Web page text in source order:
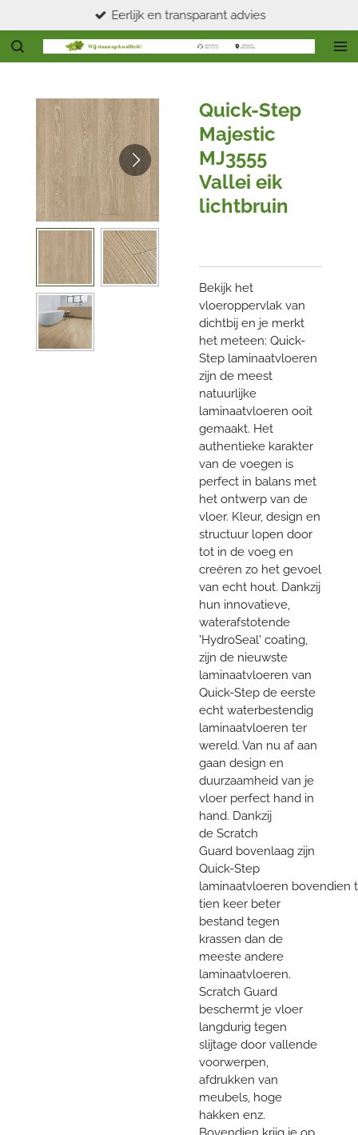
direct
naar
Eerlijk en transparant advies
Quick-Step
Majestic
MJ3555
Vallei eik
lichtbruin
Bekijk het
vloeroppervlak van
dichtbij en je merkt
het meteen: Quick-
Step laminaatvloeren
zijn de meest
natuurlijke
laminaatvloeren ooit
gemaakt. Het
authentieke karakter
van de voegen is
perfect in balans met
het ontwerp van de
vloer. Kleur, design en
structuur lopen door
tot in de voeg en
creëren zo het gevoel
van echt hout. Dankzij
hun innovatieve,
waterafstotende
'HydroSeal' coating,
zijn de nieuwste
laminaatvloeren van
Quick-Step de eerste
echt waterbestendig
laminaatvloeren ter
wereld. Van nu af aan
gaan design en
duurzaamheid van je
vloer perfect hand in
hand. Dankzij
de Scratch
Guard bovenlaag zijn
Quick-Step
laminaatvloeren bovendien
tien keer beter
bestand tegen
krassen dan de
meeste andere
laminaatvloeren.
Scratch Guard
beschermt je vloer
langdurig tegen
slijtage door vallende
voorwerpen,
afdrukken van
meubels, hoge
hakken enz.